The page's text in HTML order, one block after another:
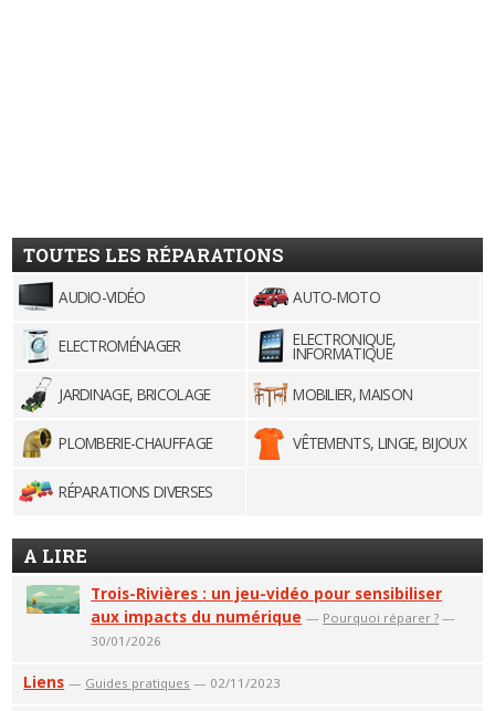
TOUTES LES RÉPARATIONS
AUDIO-VIDÉO AUTO-MOTO
ELECTROMÉNAGER ELECTRONIQUE,
INFORMATIQUE
JARDINAGE, BRICOLAGE
MOBILIER, MAISON
PLOMBERIE-CHAUFFAGE VÊTEMENTS, LINGE, BIJOUX
RÉPARATIONS DIVERSES
A LIRE
Trois-Rivières : un jeu-vidéo pour sensibiliser
aux impacts du numérique — Pourquoi réparer ? —
30/01/2026
Liens — Guides pratiques — 02/11/2023